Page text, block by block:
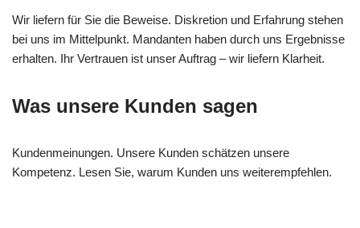
Wir liefern für Sie die Beweise. Diskretion und Erfahrung stehen
bei uns im Mittelpunkt. Mandanten haben durch uns Ergebnisse
erhalten. Ihr Vertrauen ist unser Auftrag – wir liefern Klarheit.
Was unsere Kunden sagen
Kundenmeinungen. Unsere Kunden schätzen unsere
Kompetenz. Lesen Sie, warum Kunden uns weiterempfehlen.